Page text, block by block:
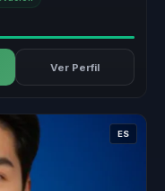
Ver Perfil
ES